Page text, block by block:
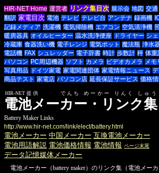
HIR-NET Home 運営者 リンク集目次 展示会 地図 交通
翻訳 家電目次 電池 テレビ テレビ台 アンテナ 録画機
記録メディア 洗濯機 電気掃除機 エアコン 空気清浄機
暖房器具 オイルヒーター 温水洗浄便座 ドライヤー シ
冷蔵庫 食器洗い機 電子レンジ 電気ポット 魔法瓶 浄水
電話機 FAX シュレッダー 電子辞書 時計 歩数計 秤 体重
パソコン PC周辺機器 ソフト カメラ ビデオカメラ メモ
写真用品
ドイツ家電 家電関連団体 家電情報ニュース
商品テスト 家電店 パソコン店 延長保証サービス 価格情
電池メーカー・リンク集
HIR-NET提供 でんち めーかー りんく しゅう
Battery Maker Links
http://www.hir-net.com/link/elect/battery.html
電池メーカー 中国メーカー 互換電池メーカー
電池用語解説 電池価格情報 電池情報 ページ末尾
データ記憶媒体メーカー
電池メーカー（battery maker）のリンク集（電池メーカ